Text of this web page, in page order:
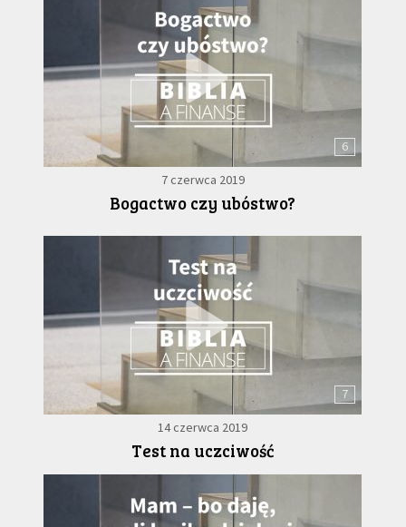
6
7 czerwca 2019
Bogactwo czy ubóstwo?
7
14 czerwca 2019
Test na uczciwość